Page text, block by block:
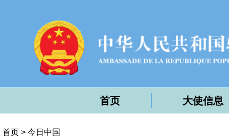
首页 大使信息
首页 > 今日中国